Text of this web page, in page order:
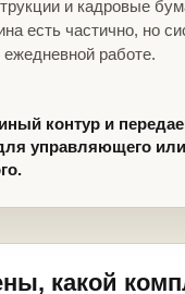
и кадровые
есть частично, но
работе.
контур и
управляющего или
какой